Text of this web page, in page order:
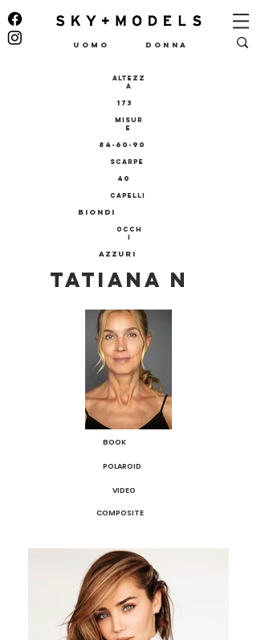
UOMO DONNA
ALTEZZ
A
173
MISUR
E
84-60-90
SCARPE
40
CAPELLI
BIONDI
OCCH
I
AZZURI
TATIANA N
BOOK
POLAROID
VIDEO
COMPOSITE